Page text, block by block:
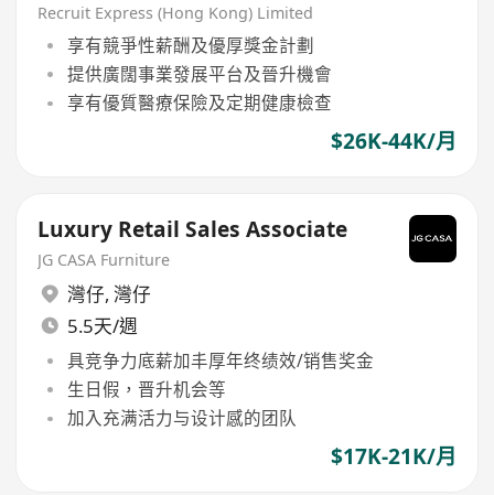
senior!!!
Recruit Express (Hong Kong) Limited
享有競爭性薪酬及優厚獎金計劃
提供廣闊事業發展平台及晉升機會
享有優質醫療保險及定期健康檢查
$26K-44K/月
Luxury Retail Sales Associate
JG CASA Furniture
灣仔, 灣仔
5.5天/週
具竞争力底薪加丰厚年终绩效/销售奖金
生日假，晋升机会等
加入充满活力与设计感的团队
$17K-21K/月